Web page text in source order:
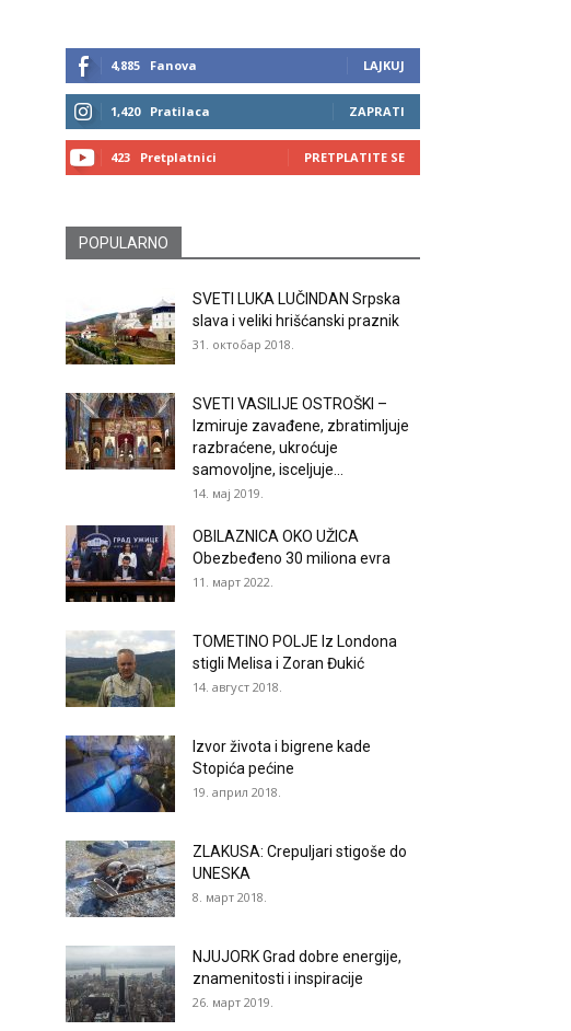
4,885 Fanova LAJKUJ
1,420 Pratilaca ZAPRATI
423 Pretplatnici PRETPLATITE SE
POPULARNO
SVETI LUKA LUČINDAN Srpska
slava i veliki hrišćanski praznik
31. октобар 2018.
SVETI VASILIJE OSTROŠKI –
Izmiruje zavađene, zbratimljuje
razbraćene, ukroćuje
samovoljne, isceljuje...
14. мај 2019.
OBILAZNICA OKO UŽICA
Obezbeđeno 30 miliona evra
11. март 2022.
TOMETINO POLJE Iz Londona
stigli Melisa i Zoran Đukić
14. август 2018.
Izvor života i bigrene kade
Stopića pećine
19. април 2018.
ZLAKUSA: Crepuljari stigoše do
UNESKA
8. март 2018.
NJUJORK Grad dobre energije,
znamenitosti i inspiracije
26. март 2019.